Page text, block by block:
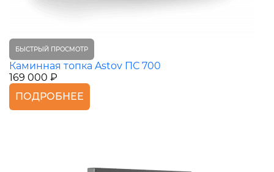
БЫСТРЫЙ ПРОСМОТР
Каминная топка Astov ПС 700
169 000 ₽
ПОДРОБНЕЕ